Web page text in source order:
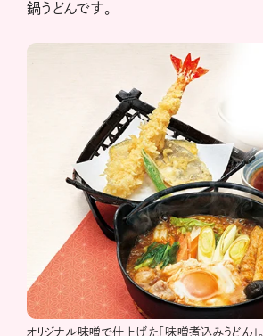
鍋うどんです。
オリジナル味噌で仕上げた「味噌煮込みうどん」。